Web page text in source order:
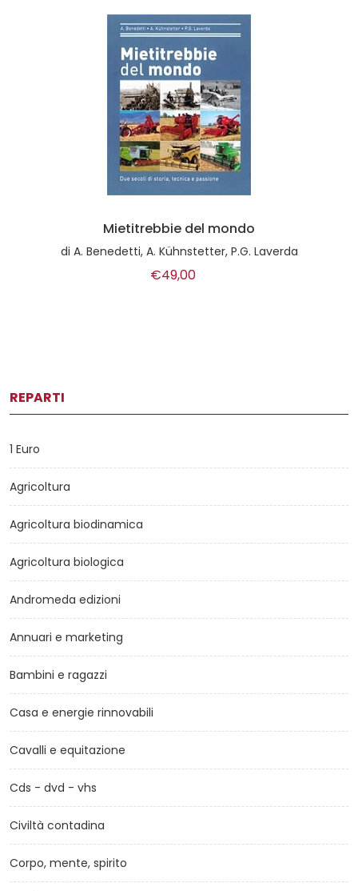
Mietitrebbie del mondo
di A. Benedetti, A. Kühnstetter, P.G. Laverda
€49,00
REPARTI
1 Euro
Agricoltura
Agricoltura biodinamica
Agricoltura biologica
Andromeda edizioni
Annuari e marketing
Bambini e ragazzi
Casa e energie rinnovabili
Cavalli e equitazione
Cds - dvd - vhs
Civiltà contadina
Corpo, mente, spirito